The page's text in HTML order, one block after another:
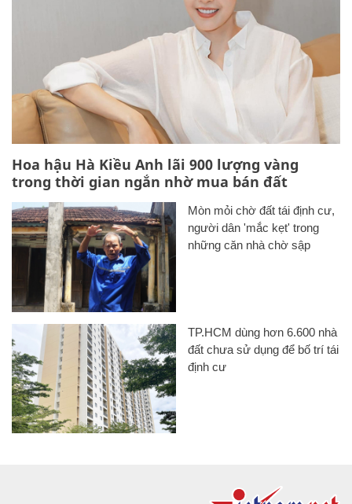
Hoa hậu Hà Kiều Anh lãi 900 lượng vàng
trong thời gian ngắn nhờ mua bán đất
Mòn mỏi chờ đất tái định cư,
người dân 'mắc kẹt' trong
những căn nhà chờ sập
TP.HCM dùng hơn 6.600 nhà
đất chưa sử dụng để bố trí tái
định cư